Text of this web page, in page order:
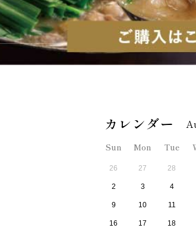
Sun Mon Tue
26 27 28
2 3 4
9 10 11
16 17 18